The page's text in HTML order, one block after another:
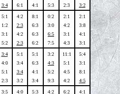
3:4
6:1
4:1
5:3
2:3
3:2
5:1
1:2
3:1
5:2
4:2
2:3
4:2
2:3
8:1
6:3
6:3
6:2
0:2
3:0
6:5
7:5
2:1
4:2
3:1
4:3
2:1
3:8
4:1
3:1
3:4
4:0
5:1
2:3
5:1
3:4
3:4
3:2
5:1
6:3
4:1
3:4
3:2
4:3
5:2
9:3
11:1
5:1
4:5
4:2
5:4
3:1
8:1
4:5
3:5
4:0
5:3
4:2
6:2
4:1